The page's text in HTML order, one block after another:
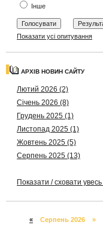
Інше
Показати усі опитування
АРХІВ НОВИН САЙТУ
Лютий 2026 (2)
Січень 2026 (8)
Грудень 2025 (1)
Листопад 2025 (1)
Жовтень 2025 (5)
Серпень 2025 (13)
Показати / сховати увесь
« Серпень 2026 »